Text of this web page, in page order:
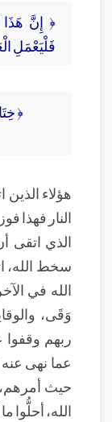
فَلْيَعْمَلِ
﴿
هؤلاء الذين
النار فهذا
الذي اتقى
سخط الله،
الله في
وَقَى،
ربهم وقفوا
عما نهى عنه
حيث
الله، أحلُّوا